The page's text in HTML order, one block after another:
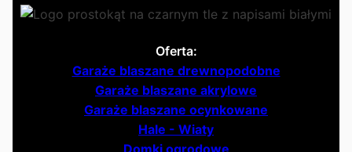
Oferta:
Garaże blaszane drewnopodobne
Garaże blaszane akrylowe
Garaże blaszane ocynkowane
Hale - Wiaty
Domki ogrodowe